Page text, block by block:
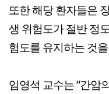
또한 해당 환자들은
생 위험도가 절반 정
험도를 유지하는 것
임영석 교수는 “간암